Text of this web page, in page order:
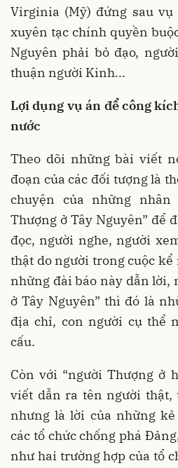
Virginia (Mỹ) đứng sau
xuyên tạc chính quyền
Nguyên phải bỏ đạo,
thuận người Kinh...
Lợi dụng vụ án để công
nước
Theo dõi những bài viết
đoạn của các đối tượng là
chuyện của những
Thượng ở Tây Nguyên” để
đọc, người nghe, người
thật do người trong cuộc kể
những đài báo này dẫn lời,
ở Tây Nguyên” thì đó là
địa chỉ, con người cụ thể
cấu.
Còn với “người Thượng ở
viết dẫn ra tên người thật,
nhưng là lời của những
các tổ chức chống phá
như hai trường hợp của tổ